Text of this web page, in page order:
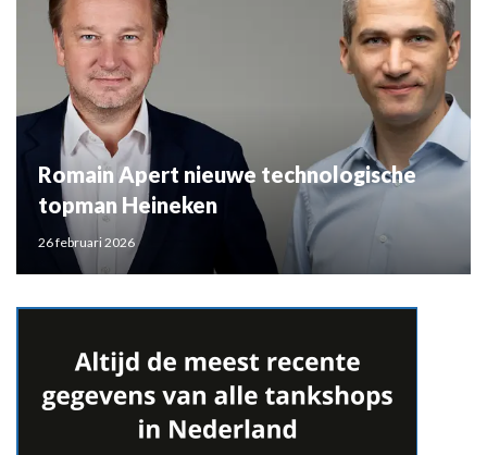
Romain Apert nieuwe technologische
topman Heineken
26 februari 2026